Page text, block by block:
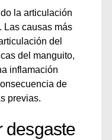
la articulación
Las causas más
del
del manguito,
inflamación
de
previas.
desgaste